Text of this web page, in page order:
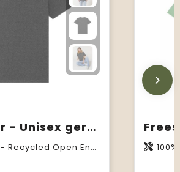
RE-Creator - Unisex gereycleerde T-shirt
End, 50% Cotton - Organic Raw Open End 100%